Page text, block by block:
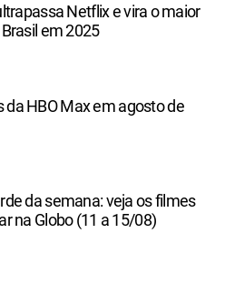
Netflix e vira o maior
em 2025
HBO Max em agosto de
da semana: veja os filmes
na Globo (11 a 15/08)